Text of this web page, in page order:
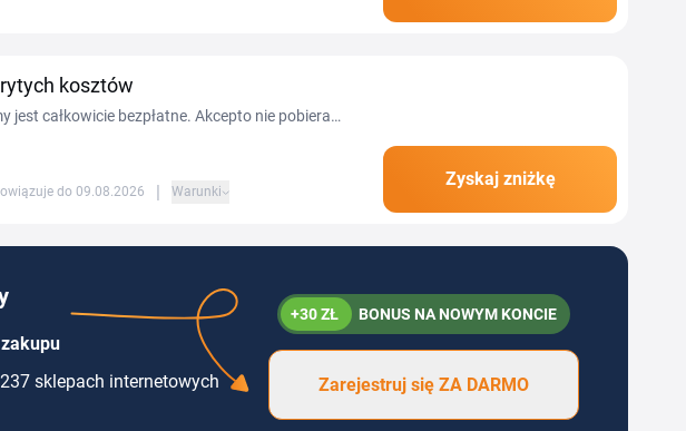
kosztów
jest całkowicie bezpłatne. Akcepto nie pobiera
do 09.08.2026 | Warunki
Zyskaj zniżkę
sklepach internetowych
+30 ZŁ BONUS NA NOWYM KONCIE
Zarejestruj się ZA DARMO